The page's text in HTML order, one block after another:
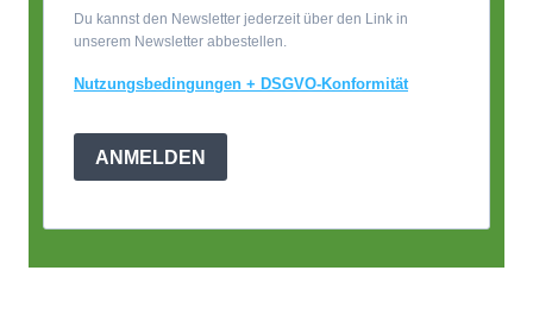
Du kannst den Newsletter jederzeit über den Link in
unserem Newsletter abbestellen.
Nutzungsbedingungen + DSGVO-Konformität
ANMELDEN